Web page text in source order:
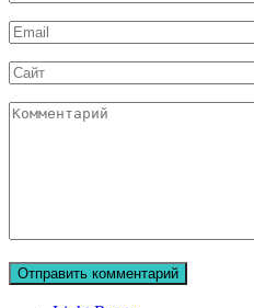
Email
Сайт
Комментарий